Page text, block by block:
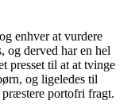
enhver at vurdere
og derved har en hel
presset til at at tvinge
og ligeledes til
præstere portofri fragt.